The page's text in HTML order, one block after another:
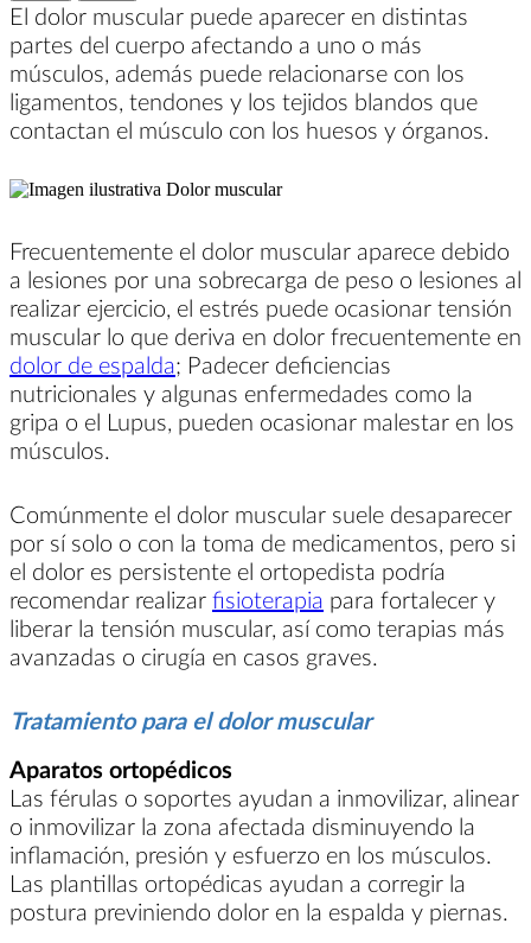
El dolor muscular puede aparecer en distintas
partes del cuerpo afectando a uno o más
músculos, además puede relacionarse con los
ligamentos, tendones y los tejidos blandos que
contactan el músculo con los huesos y órganos.
Frecuentemente el dolor muscular aparece debido
a lesiones por una sobrecarga de peso o lesiones al
realizar ejercicio, el estrés puede ocasionar tensión
muscular lo que deriva en dolor frecuentemente en
dolor de espalda; Padecer deficiencias
nutricionales y algunas enfermedades como la
gripa o el Lupus, pueden ocasionar malestar en los
músculos.
Comúnmente el dolor muscular suele desaparecer
por sí solo o con la toma de medicamentos, pero si
el dolor es persistente el ortopedista podría
recomendar realizar fisioterapia para fortalecer y
liberar la tensión muscular, así como terapias más
avanzadas o cirugía en casos graves.
Tratamiento para el dolor muscular
Aparatos ortopédicos
Las férulas o soportes ayudan a inmovilizar, alinear
o inmovilizar la zona afectada disminuyendo la
inflamación, presión y esfuerzo en los músculos.
Las plantillas ortopédicas ayudan a corregir la
postura previniendo dolor en la espalda y piernas.